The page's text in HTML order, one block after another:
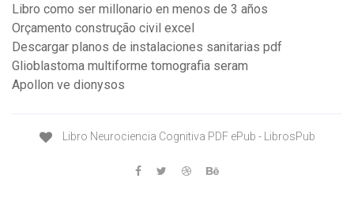
Libro como ser millonario en menos de 3 años
Orçamento construção civil excel
Descargar planos de instalaciones sanitarias pdf
Glioblastoma multiforme tomografia seram
Apollon ve dionysos
Libro Neurociencia Cognitiva PDF ePub - LibrosPub